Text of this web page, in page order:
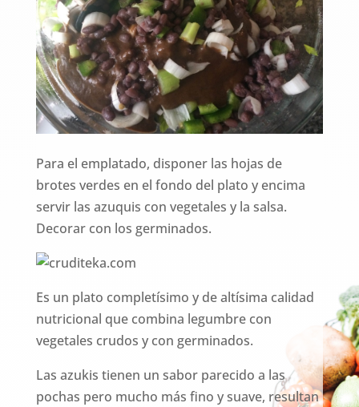
Para el emplatado, disponer las hojas de
brotes verdes en el fondo del plato y encima
servir las azuquis con vegetales y la salsa.
Decorar con los germinados.
Es un plato completísimo y de altísima calidad
nutricional que combina legumbre con
vegetales crudos y con germinados.
Las azukis tienen un sabor parecido a las
pochas pero mucho más fino y suave, resultan